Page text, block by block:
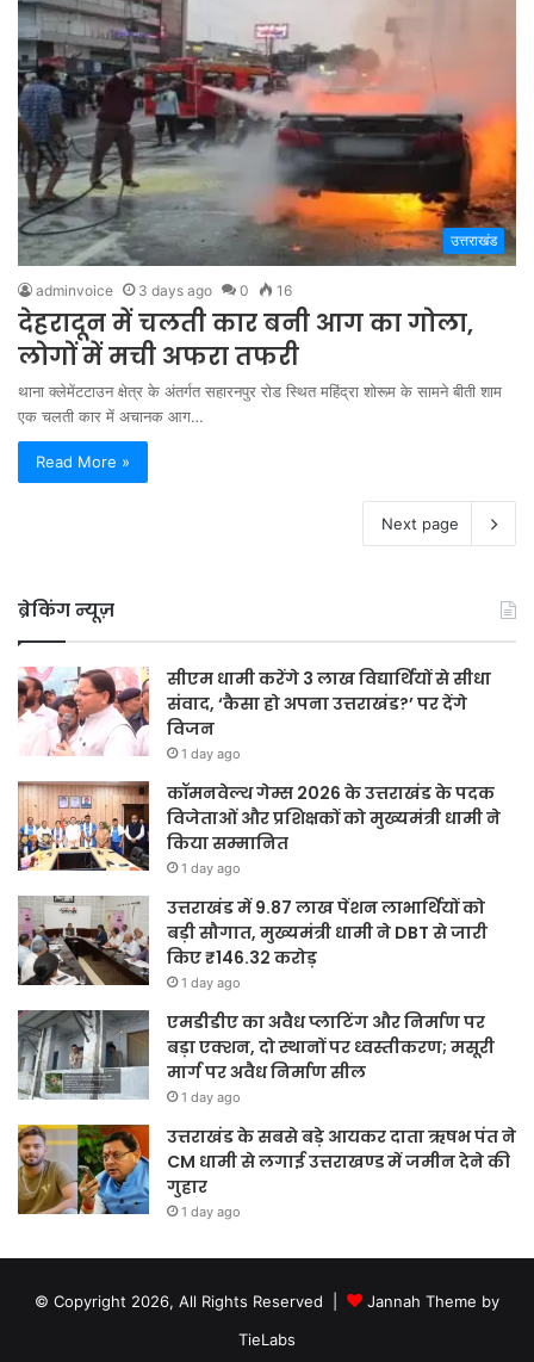
उत्तराखंड
adminvoice 3 days ago 0 16
देहरादून में चलती कार बनी आग का गोला,
लोगों में मची अफरा तफरी
थाना क्लेमेंटटाउन क्षेत्र के अंतर्गत सहारनपुर रोड स्थित महिंद्रा शोरूम के सामने बीती शाम
एक चलती कार में अचानक आग…
Read More »
Next page
ब्रेकिंग न्यूज़
सीएम धामी करेंगे 3 लाख विद्यार्थियों से सीधा
संवाद, ‘कैसा हो अपना उत्तराखंड?’ पर देंगे
विजन
1 day ago
कॉमनवेल्थ गेम्स 2026 के उत्तराखंड के पदक
विजेताओं और प्रशिक्षकों को मुख्यमंत्री धामी ने
किया सम्मानित
1 day ago
उत्तराखंड में 9.87 लाख पेंशन लाभार्थियों को
बड़ी सौगात, मुख्यमंत्री धामी ने DBT से जारी
किए ₹146.32 करोड़
1 day ago
एमडीडीए का अवैध प्लाटिंग और निर्माण पर
बड़ा एक्शन, दो स्थानों पर ध्वस्तीकरण; मसूरी
मार्ग पर अवैध निर्माण सील
1 day ago
उत्तराखंड के सबसे बड़े आयकर दाता ऋषभ पंत ने
CM धामी से लगाई उत्तराखण्ड में जमीन देने की
गुहार
1 day ago
© Copyright 2026, All Rights Reserved |
Jannah Theme by
TieLabs